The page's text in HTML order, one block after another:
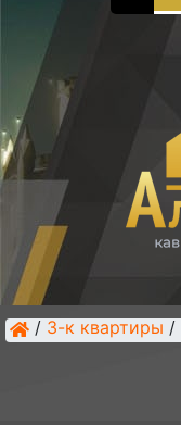
/ 3-к квартиры /